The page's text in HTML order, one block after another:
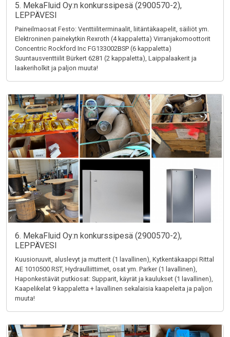
5. MekaFluid Oy:n konkurssipesä (2900570-2),
LEPPÄVESI
Paineilmaosat Festo: Venttiiliterminaalit, liitäntäkaapelit, säiliöt ym.
Elektroninen painekytkin Rexroth (4 kappaletta) Virranjakomoottorit
Concentric Rockford Inc FG133002BSP (6 kappaletta)
Suuntausventtiilit Bürkert 6281 (2 kappaletta), Laippalaakerit ja
laakeriholkit ja paljon muuta!
6. MekaFluid Oy:n konkurssipesä (2900570-2),
LEPPÄVESI
Kuusioruuvit, aluslevyt ja mutterit (1 lavallinen), Kytkentäkaappi Rittal
AE 1010500 RST, Hydraulliittimet, osat ym. Parker (1 lavallinen),
Haponkestävät putkiosat: Supparit, käyrät ja kaulukset (1 lavallinen),
Kaapelikelat 9 kappaletta + lavallinen sekalaisia kaapeleita ja paljon
muuta!